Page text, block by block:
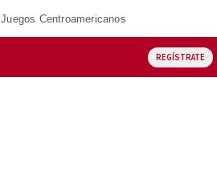
Juegos Centroamericanos
REGÍSTRATE